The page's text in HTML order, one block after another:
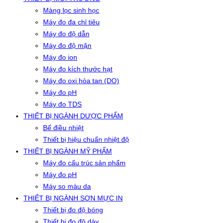
Màng lọc sinh học
Máy đo đa chỉ tiêu
Máy đo độ dẫn
Máy đo độ mặn
Máy đo ion
Máy đo kích thước hạt
Máy đo oxi hòa tan (DO)
Máy đo pH
Máy đo TDS
THIẾT BỊ NGÀNH DƯỢC PHẨM
Bể điều nhiệt
Thiết bị hiệu chuẩn nhiệt độ
THIẾT BỊ NGÀNH MỸ PHẨM
Máy đo cấu trúc sản phẩm
Máy đo pH
Máy so màu da
THIẾT BỊ NGÀNH SƠN MỰC IN
Thiết bị đo độ bóng